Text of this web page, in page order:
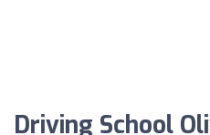
Driving School